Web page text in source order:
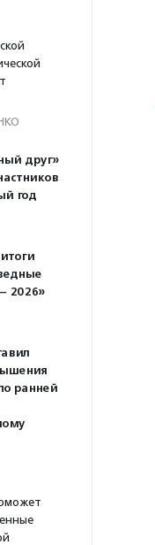
друг»
год
2026»
ранней